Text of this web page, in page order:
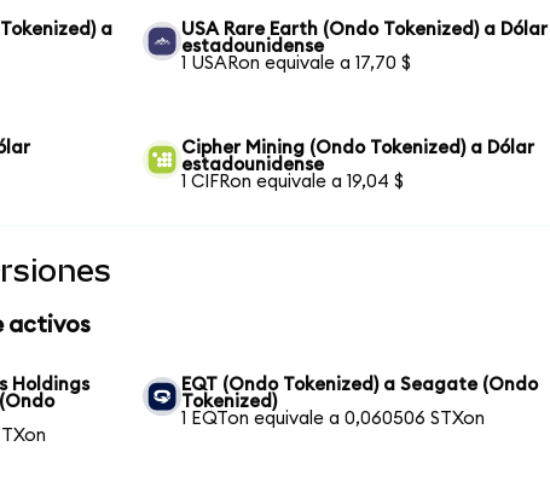
a
USA Rare Earth (Ondo Tokenized) a Dólar
estadounidense
1 USARon equivale a 17,70 $
Cipher Mining (Ondo Tokenized) a Dólar
estadounidense
1 CIFRon equivale a 19,04 $
activos
Holdings
EQT (Ondo Tokenized) a Seagate (Ondo
Tokenized)
1 EQTon equivale a 0,060506 STXon